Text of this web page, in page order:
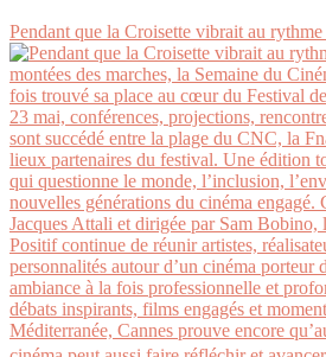
Pendant que la Croisette vibrait au rythme